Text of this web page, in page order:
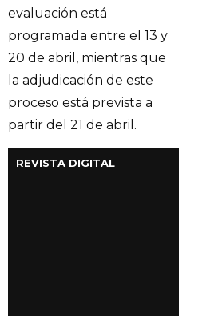
evaluación está
programada entre el 13 y
20 de abril, mientras que
la adjudicación de este
proceso está prevista a
partir del 21 de abril.
REVISTA DIGITAL